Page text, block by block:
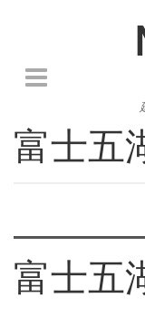
富士五
富士五